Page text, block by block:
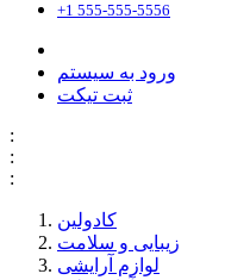
+1 555-555-5556
ورود به سیستم
ثبت تیکت
:
:
:
کادولین
زیبایی و سلامت
لوازم آرایشی